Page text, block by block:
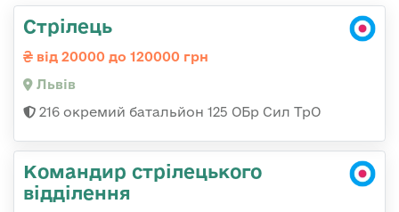
Стрілець
від 20000 до 120000 грн
Львів
216 окремий батальйон 125 ОБр Сил ТрО
Командир стрілецького
відділення